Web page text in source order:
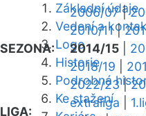
Základní údaje
Vedení a
Logo
Historie
Podrobná
Ke stažení
SEZONA:
2006/07|
2010/11|
2014/15
2018/19
2022/23|
LIGA:
extraliga